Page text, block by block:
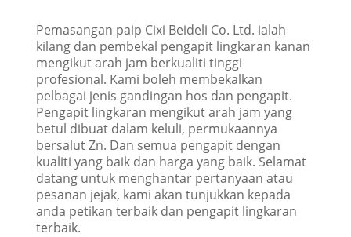
Pemasangan paip Cixi Beideli Co. Ltd. ialah
kilang dan pembekal pengapit lingkaran kanan
mengikut arah jam berkualiti tinggi
profesional. Kami boleh membekalkan
pelbagai jenis gandingan hos dan pengapit.
Pengapit lingkaran mengikut arah jam yang
betul dibuat dalam keluli, permukaannya
bersalut Zn. Dan semua pengapit dengan
kualiti yang baik dan harga yang baik. Selamat
datang untuk menghantar pertanyaan atau
pesanan jejak, kami akan tunjukkan kepada
anda petikan terbaik dan pengapit lingkaran
terbaik.